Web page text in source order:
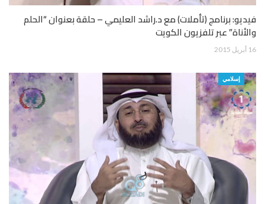
فيديو: برنامج (تأملات) مع د.راشد العليمي – حلقة بعنوان “الحلم
والأناة” عبر تلفزيون الكويت
16 أبريل 2015
إسلامي